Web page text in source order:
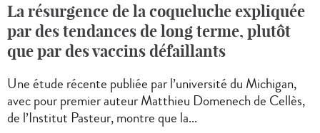
La résurgence de la coqueluche expliquée
par des tendances de long terme, plutôt
que par des vaccins défaillants
Une étude récente publiée par l’université du Michigan,
avec pour premier auteur Matthieu Domenech de Cellès,
de l’Institut Pasteur, montre que la...